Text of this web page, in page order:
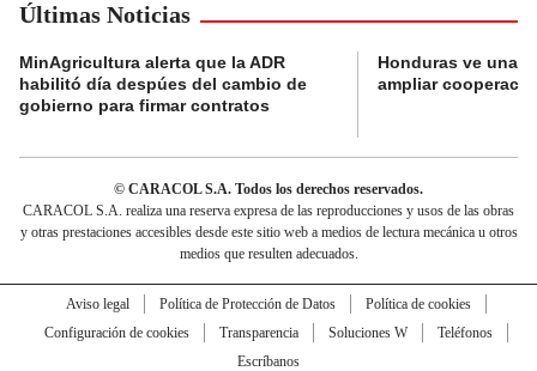
Últimas Noticias
MinAgricultura alerta que la ADR
habilitó día despúes del cambio de
gobierno para firmar contratos
Honduras ve una
ampliar
© CARACOL S.A. Todos los derechos reservados.
CARACOL S.A. realiza una reserva expresa de las reproducciones y usos de las obras
y otras prestaciones accesibles desde este sitio web a medios de lectura mecánica u otros
medios que resulten adecuados.
Aviso legal Política de Protección de Datos
Política de cookies
Configuración de cookies
Transparencia Soluciones W
Teléfonos
Escríbanos